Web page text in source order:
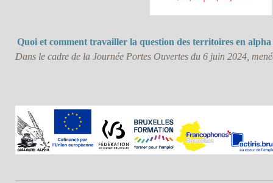
Quoi et comment travailler la question des territoires en alpha
Dans le cadre de la Journée Portes Ouvertes du 6 juin 2024,